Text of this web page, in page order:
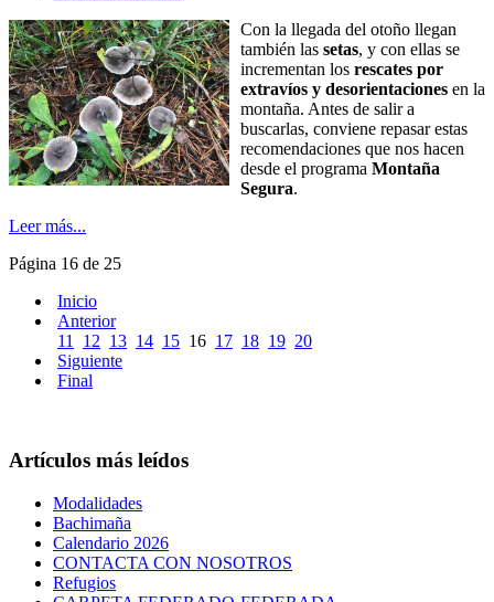
Con la llegada del otoño llegan
también las setas, y con ellas se
incrementan los rescates por
extravíos y desorientaciones en la
montaña. Antes de salir a
buscarlas, conviene repasar estas
recomendaciones que nos hacen
desde el programa Montaña
Segura.
Leer más...
Página 16 de 25
Inicio
Anterior
11
12 13 14 15 16 17 18 19 20
Siguiente
Final
Artículos más leídos
Modalidades
Bachimaña
Calendario 2026
CONTACTA CON NOSOTROS
Refugios